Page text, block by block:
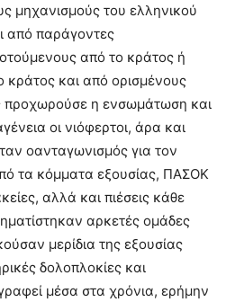
μηχανισμούς του ελληνικού
από παράγοντες
από το κράτος ή
κράτος και από ορισμένους
προχωρούσε η ενσωμάτωση και
οι νιόφερτοι, άρα και
οανταγωνισμός για τον
τα κόμματα εξουσίας, ΠΑΣΟΚ
αλλά και πιέσεις κάθε
αρκετές ομάδες
μερίδια της εξουσίας
δολοπλοκίες και
μέσα στα χρόνια, ερήμην